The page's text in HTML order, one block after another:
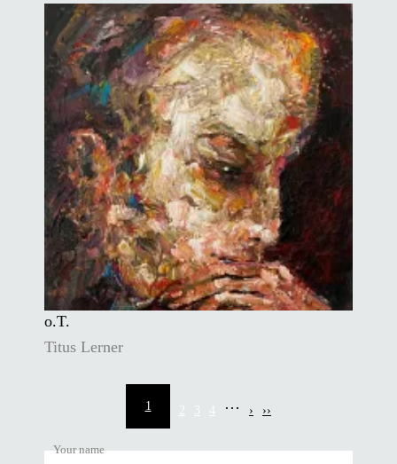
o.T.
Titus Lerner
Current
1
2 4 … › ››
Your name